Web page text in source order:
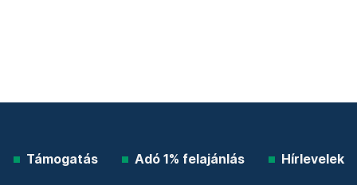
Támogatás Adó 1% felajánlás Hírlevelek